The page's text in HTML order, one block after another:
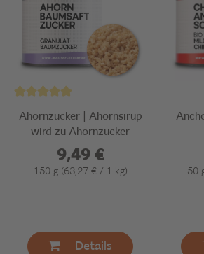
Ahornzucker | Ahornsirup
wird zu Ahornzucker
9,49 €
150 g (63,27 € / 1 kg)
Details
50